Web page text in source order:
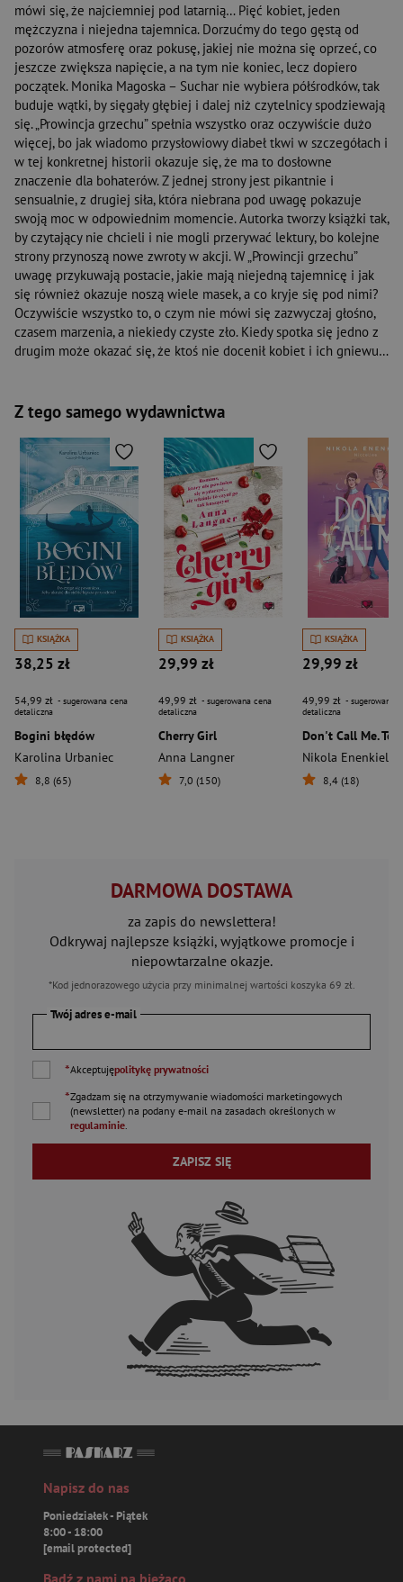
mówi się, że najciemniej pod latarnią… Pięć kobiet, jeden
mężczyzna i niejedna tajemnica. Dorzućmy do tego gęstą od
pozorów atmosferę oraz pokusę, jakiej nie można się oprzeć, co
jeszcze zwiększa napięcie, a na tym nie koniec, lecz dopiero
początek. Monika Magoska – Suchar nie wybiera półśrodków, tak
buduje wątki, by sięgały głębiej i dalej niż czytelnicy spodziewają
się. „Prowincja grzechu” spełnia wszystko oraz oczywiście dużo
więcej, bo jak wiadomo przysłowiowy diabeł tkwi w szczegółach i
w tej konkretnej historii okazuje się, że ma to dosłowne
znaczenie dla bohaterów. Z jednej strony jest pikantnie i
sensualnie, z drugiej siła, która niebrana pod uwagę pokazuje
swoją moc w odpowiednim momencie. Autorka tworzy książki tak,
by czytający nie chcieli i nie mogli przerywać lektury, bo kolejne
strony przynoszą nowe zwroty w akcji. W „Prowincji grzechu”
uwagę przykuwają postacie, jakie mają niejedną tajemnicę i jak
się również okazuje noszą wiele masek, a co kryje się pod nimi?
Oczywiście wszystko to, o czym nie mówi się zazwyczaj głośno,
czasem marzenia, a niekiedy czyste zło. Kiedy spotka się jedno z
drugim może okazać się, że ktoś nie docenił kobiet i ich gniewu…
Z tego samego wydawnictwa
KSIĄŻKA
38,25 zł
54,99 zł - sugerowana cena
detaliczna
Bogini błędów
Karolina Urbaniec
8,8 (65)
KSIĄŻKA
29,99 zł
49,99 zł - sugerowana cena
detaliczna
Cherry Girl
Anna Langner
7,0 (150)
KSIĄŻKA
29,99 zł
49,99 zł - sugerowana
detaliczna
Don't Call Me.
Nikola Enenkiel
8,4 (18)
DARMOWA DOSTAWA
za zapis do newslettera!
Odkrywaj najlepsze książki, wyjątkowe promocje i
niepowtarzalne okazje.
*Kod jednorazowego użycia przy minimalnej wartości koszyka 69 zł.
Twój adres e-mail
*Akceptujępolitykę prywatności
*Zgadzam się na otrzymywanie wiadomości marketingowych
(newsletter) na podany e-mail na zasadach określonych w
regulaminie
ZAPISZ SIĘ
Napisz do nas
Poniedziałek - Piątek
8:00 - 18:00
[email protected]
Bądź z nami na bieżąco